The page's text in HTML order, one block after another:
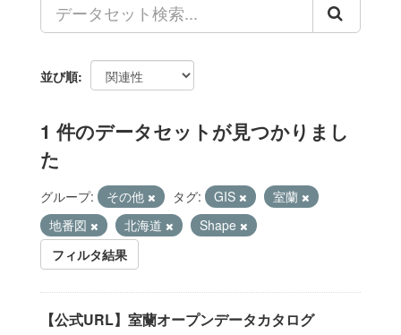
並び順
1 件のデータセットが見つかりまし
た
グループ: その他 タグ: GIS
室蘭
地番図
北海道
Shape
フィルタ結果
【公式URL】室蘭オープンデータカタログ